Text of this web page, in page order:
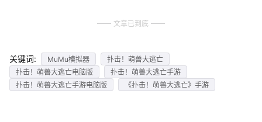
文章已到底
关键词: MuMu模拟器
扑击！萌兽大逃亡
扑击！萌兽大逃亡电脑版
扑击！萌兽大逃亡手游
扑击！萌兽大逃亡手游电脑版
《扑击！萌兽大逃亡》手游